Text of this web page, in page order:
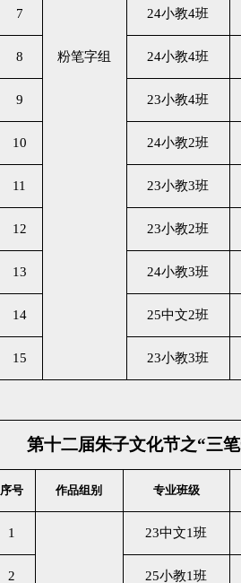
粉笔字组
7 24小教4班
8 24小教4班
9 23小教4班
10 24小教2班
11 23小教3班
12 23小教2班
13 24小教3班
14 25中文2班
15 23小教3班
第十二届朱子文化节之“三
序号 作品组别 专业班级
1 23中文1班
2 25小教1班